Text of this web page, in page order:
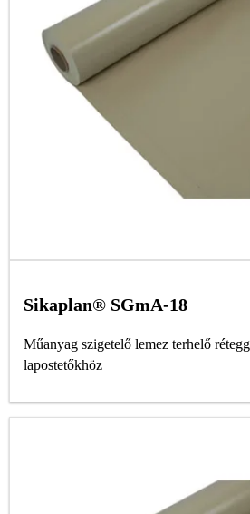
Sikaplan® SGmA-18
Műanyag szigetelő lemez terhelő
lapostetőkhöz